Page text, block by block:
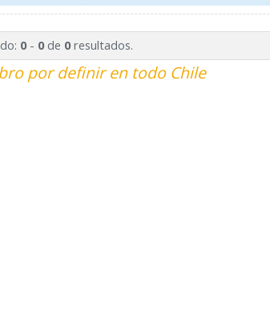
0- 0de 0resultados.
por definir en todo Chile